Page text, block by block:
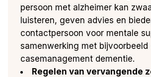
persoon met alzheimer kan
luisteren, geven advies en
contactpersoon voor mentale
samenwerking met bijvoorbeeld
casemanagement dementie.
Regelen van vervangende